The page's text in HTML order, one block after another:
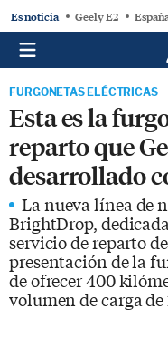
Es noticia Geely E2
FURGONETAS ELÉCTRICAS
Esta es la
reparto que
desarrollado
La nueva línea de
BrightDrop,
servicio de reparto
presentación de la
de ofrecer 400
volumen de carga